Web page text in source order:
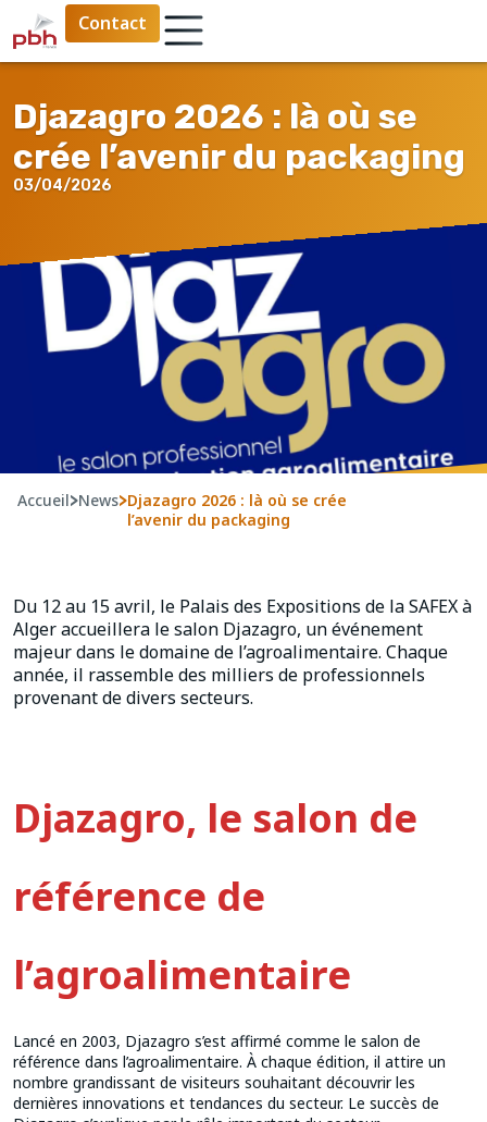
Contact
Djazagro 2026 : là où se
crée l’avenir du packaging
03/04/2026
Accueil>News>Djazagro 2026 : là où se crée
l’avenir du packaging
Du 12 au 15 avril, le Palais des Expositions de la SAFEX à
Alger accueillera le salon Djazagro, un événement
majeur dans le domaine de l’agroalimentaire. Chaque
année, il rassemble des milliers de professionnels
provenant de divers secteurs.
Djazagro, le salon de
référence de
l’agroalimentaire
Lancé en 2003, Djazagro s’est affirmé comme le salon de
référence dans l’agroalimentaire. À chaque édition, il attire un
nombre grandissant de visiteurs souhaitant découvrir les
dernières innovations et tendances du secteur. Le succès de